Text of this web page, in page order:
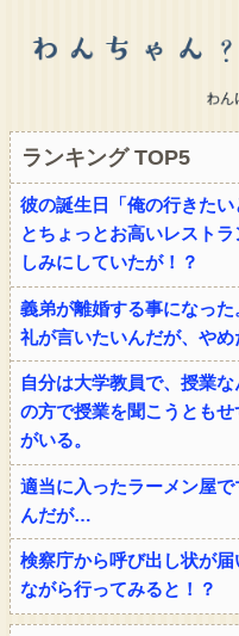
ランキング TOP5
彼の誕生日「俺の行きたい
とちょっとお高いレスト
しみにしていたが！？
義弟が離婚する事になっ
礼が言いたいんだが、や
自分は大学教員で、授業
の方で授業を聞こうとも
がいる。
適当に入ったラーメン屋
んだが…
検察庁から呼び出し状が
ながら行ってみると！？